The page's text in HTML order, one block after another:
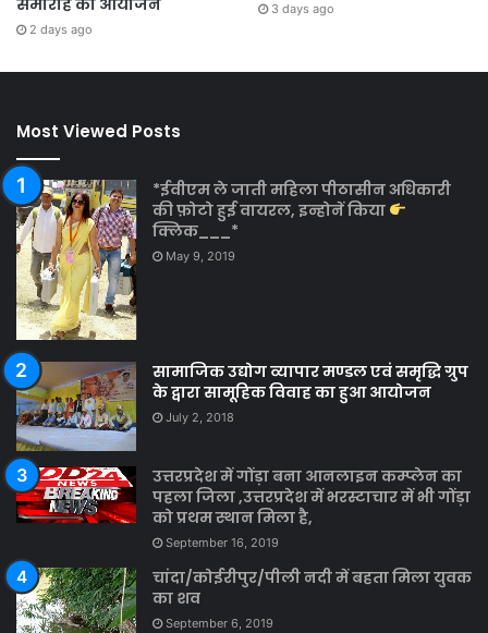
2 days ago
3 days ago
Most Viewed Posts
*ईवीएम ले जाती महिला पीठासीन अधिकारी
की फ़ोटो हुई वायरल, इन्होनें किया
क्लिक___*
May 9, 2019
सामाजिक उद्योग व्यापार मण्डल एवं समृद्धि ग्रुप
के द्वारा सामूहिक विवाह का हुआ आयोजन
July 2, 2018
उत्तरप्रदेश में गोंड़ा बना आनलाइन कम्प्लेन का
पहला जिला ,उत्तरप्रदेश में भरस्टाचार में भी गोंड़ा
को प्रथम स्थान मिला है,
September 16, 2019
चांदा/कोईरीपुर/पीली नदी में बहता मिला युवक
का शव
September 6, 2019